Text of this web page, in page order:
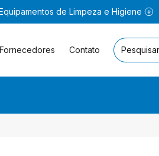
de Limpeza e Higiene
Fornecedores Contato